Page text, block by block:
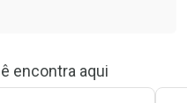
encontra aqui